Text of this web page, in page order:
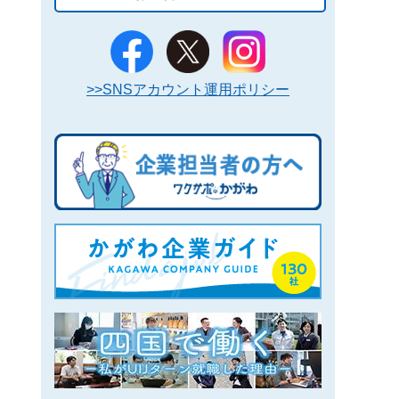
>>SNSアカウント運用ポリシー